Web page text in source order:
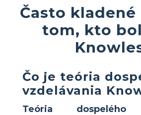
Často kladené
tom, kto
Čo je teória
vzdelávania
Teória dospelého